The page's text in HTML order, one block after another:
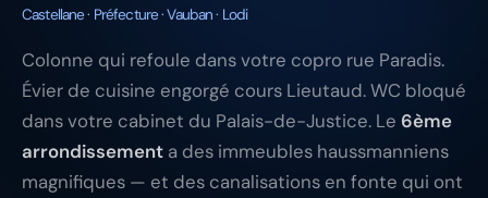
Castellane · Préfecture · Vauban · Lodi
Colonne qui refoule dans votre copro rue Paradis.
Évier de cuisine engorgé cours Lieutaud. WC bloqué
dans votre cabinet du Palais-de-Justice. Le 6ème
arrondissement a des immeubles haussmanniens
magnifiques — et des canalisations en fonte qui ont